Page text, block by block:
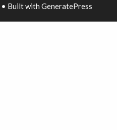
• Built with GeneratePress